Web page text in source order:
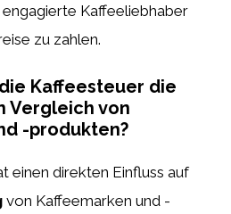
Kaffeeliebhaber
zu zahlen.
Kaffeesteuer die
Vergleich von
-produkten?
einen direkten Einfluss auf
von Kaffeemarken und -